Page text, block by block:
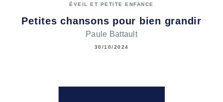
ÉVEIL ET PETITE ENFANCE
Petites chansons pour bien grandir
Paule Battault
30/10/2024